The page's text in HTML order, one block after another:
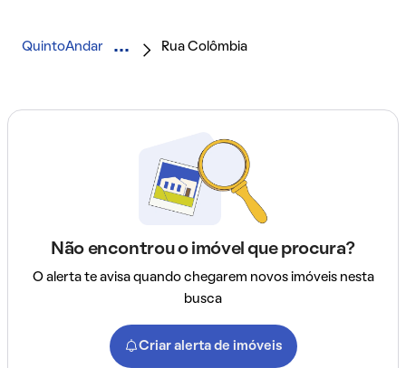
QuintoAndar Rua Colômbia
Não encontrou o imóvel que procura?
O alerta te avisa quando chegarem novos imóveis nesta
busca
Criar alerta de imóveis